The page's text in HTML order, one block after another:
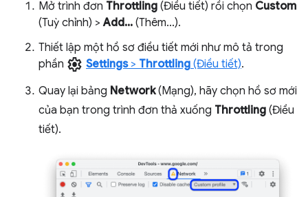
Mở trình đơn Throttling (Điều tiết) rồi chọn Custom
(Tuỳ chỉnh) >Add... (Thêm...).
Thiết lập một hồ sơ điều tiết mới như mô tả trong
phần settings Settings> Throttling (Điều tiết).
Quay lại bảng Network(Mạng), hãy chọn hồ sơ mới
của bạn trong trình đơn thả xuống Throttling (Điều
tiết).